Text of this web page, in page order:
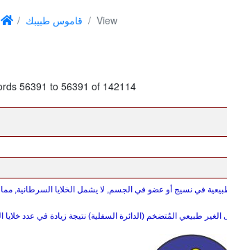
قاموس طبيبك View
56391 to 56391 of 142114
في نسيج أو عضو في الجسم, لا يشمل الخلايا السرطانية,
طبيعي المُتضخم (الدائرة السفلية) نتيجة زيادة في عدد خلايا